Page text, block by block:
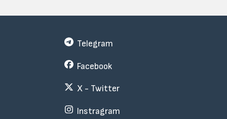
Telegram
Facebook
X - Twitter
Instragram